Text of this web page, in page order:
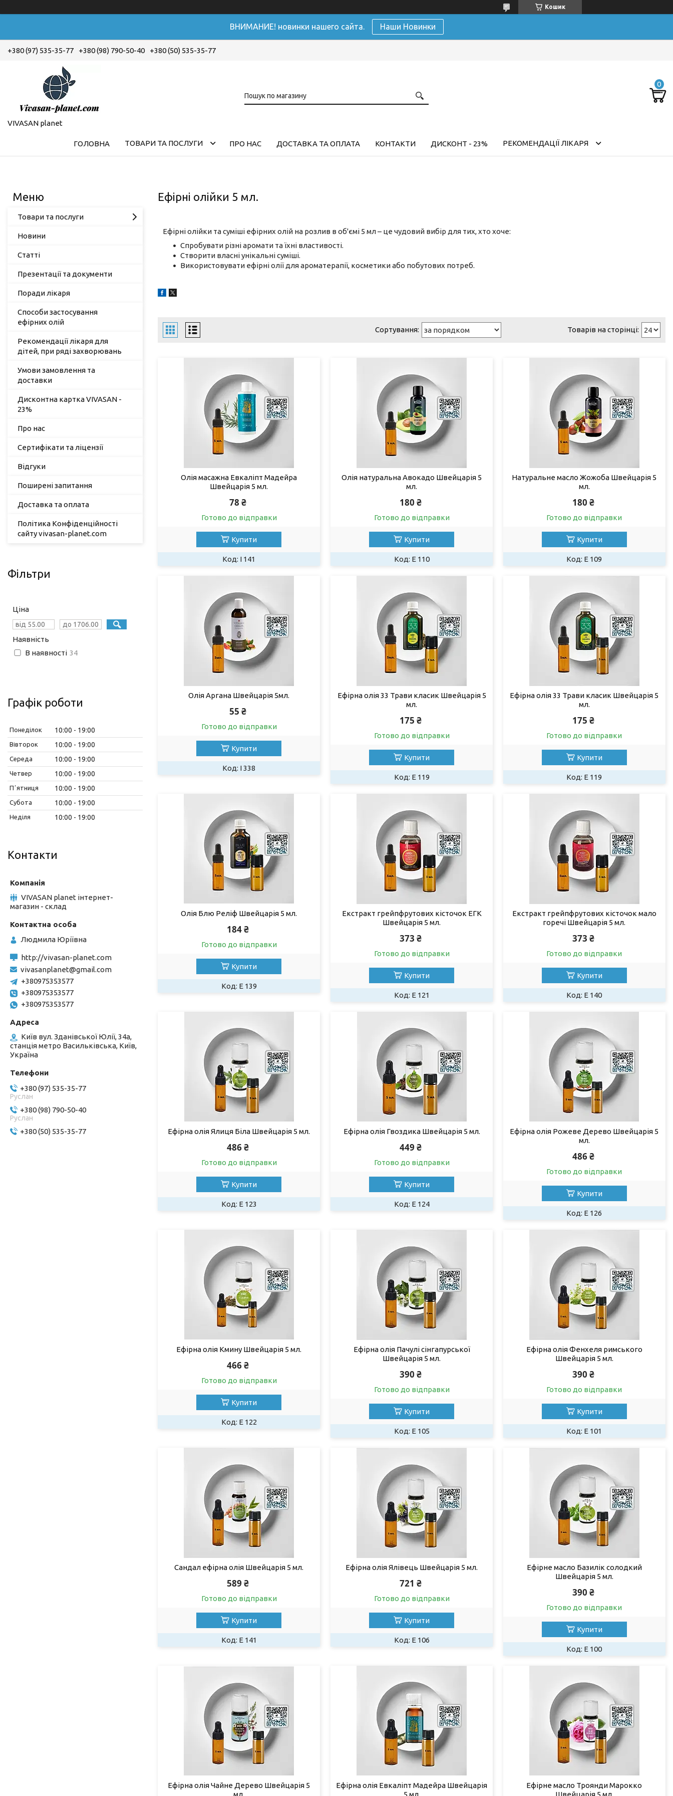
Кошик
ВНИМАНИЕ! новинки нашего сайта. Наши Новинки
+380 (97) 535-35-77 +380 (98) 790-50-40 +380 (50) 535-35-77
VIVASAN planet
ГОЛОВНА ТОВАРИ ТА ПОСЛУГИ ПРО НАС ДОСТАВКА ТА ОПЛАТА КОНТАКТИ ДИСКОНТ - 23% РЕКОМЕНДАЦІЇ ЛІКАРЯ
Ефірні олійки 5 мл.
Ефірні олійки та суміші ефірних олій на розлив в об'ємі 5 мл – це чудовий вибір для тих, хто хоче:
Спробувати різні аромати та їхні властивості.
Створити власні унікальні суміші.
Використовувати ефірні олії для ароматерапії, косметики або побутових потреб.
Олія масажна Евкаліпт Мадейра
Швейцарія 5 мл.
78 ₴
Готово до відправки
Купити
I 141
Олія натуральна Авокадо Швейцарія 5
мл.
180 ₴
Готово до відправки
Купити
Е 110
Натуральне масло Жожоба Швейцарія 5
мл.
180 ₴
Готово до відправки
Купити
Е 109
Олія Аргана Швейцарія 5мл.
55 ₴
Готово до відправки
Купити
І 338
Ефірна олія 33 Трави класик Швейцарія 5
мл.
175 ₴
Готово до відправки
Купити
Е 119
Ефірна олія 33 Трави класик Швейцарія 5
мл.
175 ₴
Готово до відправки
Купити
Е 119
Олія Блю Реліф Швейцарія 5 мл.
184 ₴
Готово до відправки
Купити
Е 139
Екстракт грейпфрутових кісточок ЕГК
Швейцарія 5 мл.
373 ₴
Готово до відправки
Купити
Е 121
Екстракт грейпфрутових кісточок малo
горечі Швейцарія 5 мл.
373 ₴
Готово до відправки
Купити
Е 140
Ефірна олія Ялиця Біла Швейцарія 5 мл.
486 ₴
Готово до відправки
Купити
Е 123
Ефірна олія Гвоздика Швейцарія 5 мл.
449 ₴
Готово до відправки
Купити
Е 124
Ефірна олія Рожеве Дерево Швейцарія 5
мл.
486 ₴
Готово до відправки
Купити
Е 126
Ефірна олія Кмину Швейцарія 5 мл.
466 ₴
Готово до відправки
Купити
Е 122
Ефірна олія Пачулі сінгапурської
Швейцарія 5 мл.
390 ₴
Готово до відправки
Купити
Е 105
Ефірна олія Фенхеля римського
Швейцарія 5 мл.
390 ₴
Готово до відправки
Купити
Е 101
Сандал ефірна олія Швейцарія 5 мл.
589 ₴
Готово до відправки
Купити
Е 141
Ефірна олія Ялівець Швейцарія 5 мл.
721 ₴
Готово до відправки
Купити
Е 106
Ефірне масло Базилік солодкий
Швейцарія 5 мл.
390 ₴
Готово до відправки
Купити
Е 100
Ефірна олія Чайне Дерево Швейцарія 5
мл.
Ефірна олія Евкаліпт Мадейра Швейцарія
5 мл.
Ефірне масло Троянди Марокко
Швейцарія 5 мл.
Товари та послуги
Новини
Статті
Презентації та документи
Поради лікаря
Способи застосування
ефірних олій
Рекомендації лікаря для
дітей, при ряді захворювань
Умови замовлення та
доставки
Дисконтна картка VIVASAN -
23%
Про нас
Сертифікати та ліцензії
Відгуки
Поширені запитання
Доставка та оплата
Політика Конфіденційності
сайту vivasan-planet.com
Фільтри
Ціна
Наявність
В наявності 34
Графік роботи
Понеділок 10:00 19:00
Вівторок 10:00 19:00
Середа 10:00 19:00
Четвер 10:00 19:00
Пʼятниця 10:00 19:00
Субота 10:00 19:00
Неділя 10:00 19:00
Контакти
VIVASAN planet інтернет-
магазин - склад
Людмила Юріївна
http://vivasan-planet.com
vivasanplanet@gmail.com
+380975353577
+380975353577
+380975353577
Київ вул. Зданівської Юлії, 34а,
станція метро Васильківська, Київ,
Україна
+380 (97) 535-35-77
Руслан
+380 (98) 790-50-40
Руслан
+380 (50) 535-35-77